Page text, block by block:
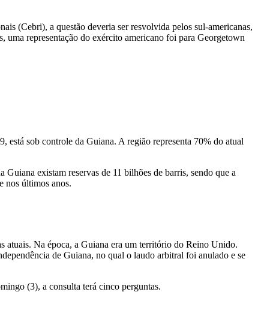
(Cebri), a questão deveria ser resvolvida pelos sul-americanas,
uma representação do exército americano foi para Georgetown
está sob controle da Guiana. A região representa 70% do atual
existam reservas de 11 bilhões de barris, sendo que a
nos últimos anos.
atuais. Na época, a Guiana era um território do Reino Unido.
de Guiana, no qual o laudo arbitral foi anulado e se
(3), a consulta terá cinco perguntas.